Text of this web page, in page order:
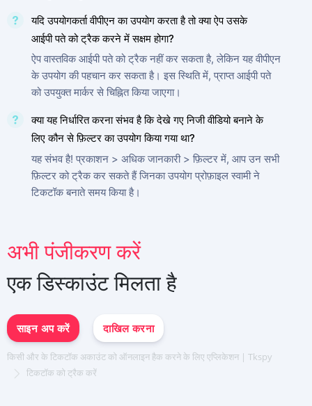
यदि उपयोगकर्ता वीपीएन का उपयोग करता है तो क्या ऐप उसके
आईपी पते को ट्रैक करने में सक्षम होगा?
ऐप वास्तविक आईपी पते को ट्रैक नहीं कर सकता है, लेकिन यह वीपीएन
के उपयोग की पहचान कर सकता है। इस स्थिति में, प्राप्त आईपी पते
को उपयुक्त मार्कर से चिह्नित किया जाएगा।
क्या यह निर्धारित करना संभव है कि देखे गए निजी वीडियो बनाने के
लिए कौन से फ़िल्टर का उपयोग किया गया था?
यह संभव है! प्रकाशन > अधिक जानकारी > फ़िल्टर में, आप उन सभी
फ़िल्टर को ट्रैक कर सकते हैं जिनका उपयोग प्रोफ़ाइल स्वामी ने
टिकटॉक बनाते समय किया है।
अभी पंजीकरण करें
एक डिस्काउंट मिलता है
साइन अप करें दाखिल करना
किसी और के टिकटॉक अकाउंट को ऑनलाइन हैक करने के लिए एप्लिकेशन | Tkspy
टिकटॉक को ट्रैक करें
Deutsch
中文
日本
Portuguese (Brazil)
English
Italiano